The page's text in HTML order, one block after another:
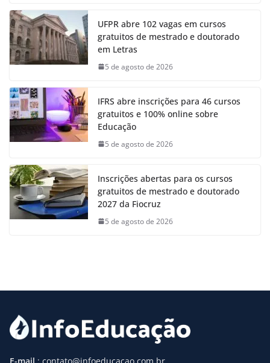
UFPR abre 102 vagas em cursos
gratuitos de mestrado e doutorado
em Letras
5 de agosto de 2026
IFRS abre inscrições para 46 cursos
gratuitos e 100% online sobre
Educação
5 de agosto de 2026
Inscrições abertas para os cursos
gratuitos de mestrado e doutorado
2027 da Fiocruz
5 de agosto de 2026